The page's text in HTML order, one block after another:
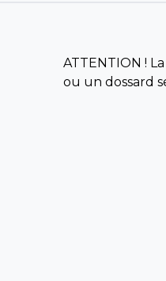
ATTENTION !
ou un dossard